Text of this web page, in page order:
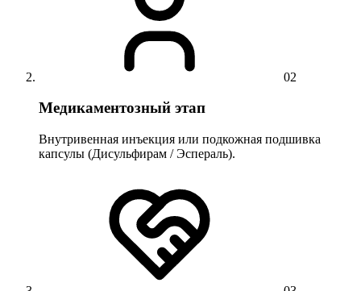
02
Медикаментозный этап
Внутривенная инъекция или подкожная подшивка
капсулы (Дисульфирам / Эспераль).